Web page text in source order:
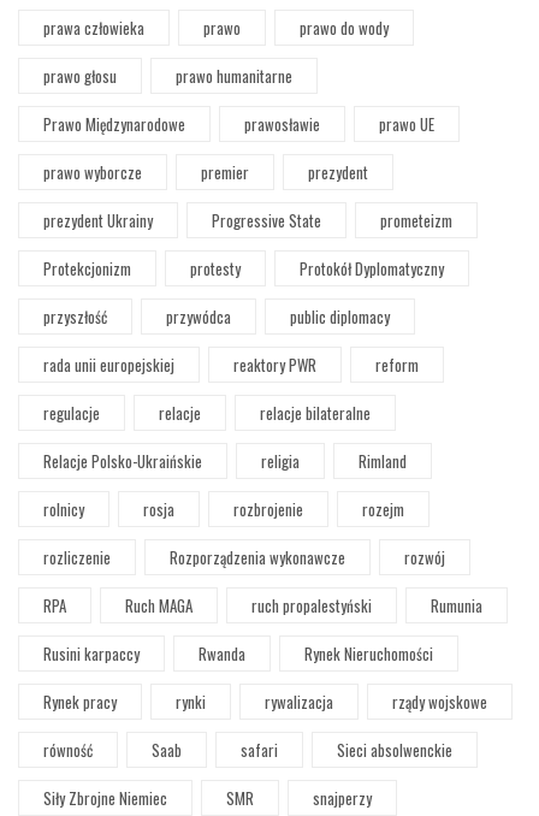
prawa człowieka prawo
prawo do wody
prawo głosu
prawo humanitarne
Prawo Międzynarodowe
prawosławie
prawo UE
prawo wyborcze
premier
prezydent
prezydent Ukrainy
Progressive State
prometeizm
Protekcjonizm
protesty
Protokół Dyplomatyczny
przyszłość
przywódca
public diplomacy
rada unii europejskiej
reaktory PWR
reform
regulacje
relacje
relacje bilateralne
Relacje Polsko-Ukraińskie
religia
Rimland
rolnicy
rosja rozbrojenie
rozejm
rozliczenie
Rozporządzenia wykonawcze
rozwój
RPA
Ruch MAGA ruch propalestyński
Rumunia
Rusini karpaccy
Rwanda
Rynek Nieruchomości
Rynek pracy
rynki rywalizacja
rządy wojskowe
równość
Saab safari
Sieci absolwenckie
Siły Zbrojne Niemiec
SMR
snajperzy